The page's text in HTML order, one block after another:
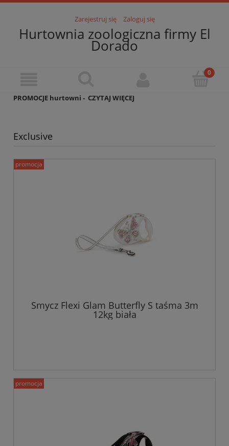
Zarejestruj się Zaloguj się
Hurtownia zoologiczna firmy El
Dorado
PROMOCJE hurtowni - CZYTAJ WIĘCEJ
Exclusive
Smycz Flexi Glam Butterfly S taśma 3m
12kg biała
promocja
promocja